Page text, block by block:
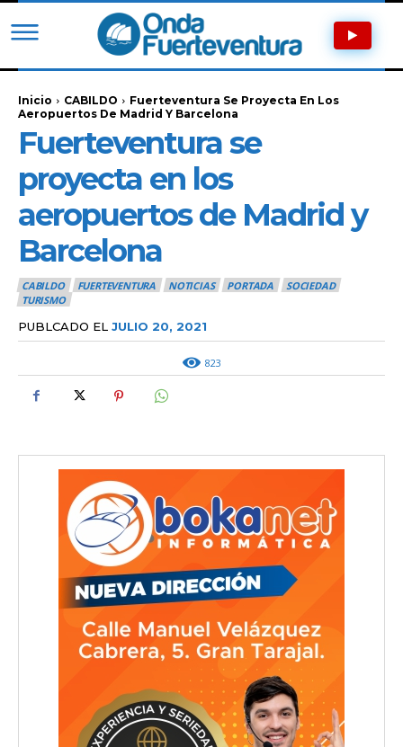
Inicio CABILDO
Fuerteventura Se Proyecta En Los
Aeropuertos De Madrid Y Barcelona
Fuerteventura se
proyecta en los
aeropuertos de Madrid y
Barcelona
CABILDO FUERTEVENTURA NOTICIAS PORTADA
SOCIEDAD
TURISMO
PUBLCADO EL JULIO 20, 2021
823